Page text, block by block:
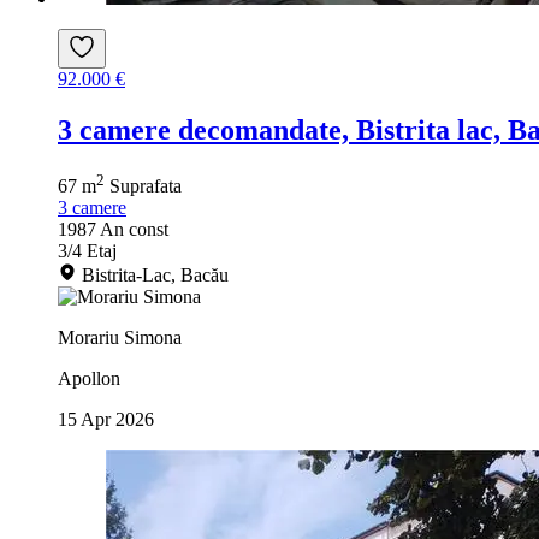
92.000 €
3 camere decomandate, Bistrita lac,
67 m2 Suprafata
3 camere
1987 An const
3/4 Etaj
Bistrita-Lac, Bacău
Morariu Simona
Apollon
15 Apr 2026